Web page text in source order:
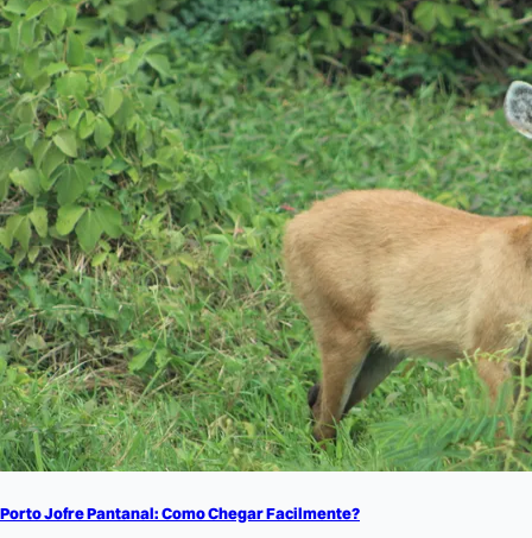
Porto Jofre Pantanal: Como Chegar Facilmente?